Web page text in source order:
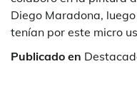
Diego Maradona,
tenían por este micro
Publicado en